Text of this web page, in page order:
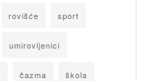
rovišće sport
umirovljenici
čazma škola